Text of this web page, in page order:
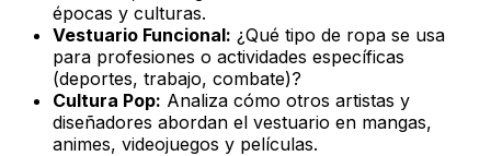
épocas y culturas.
Vestuario Funcional: ¿Qué tipo de ropa se usa
para profesiones o actividades específicas
(deportes, trabajo, combate)?
Cultura Pop: Analiza cómo otros artistas y
diseñadores abordan el vestuario en mangas,
animes, videojuegos y películas.